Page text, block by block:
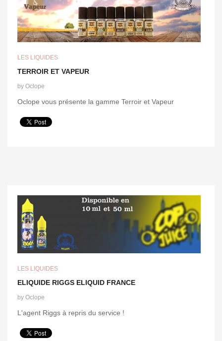
LES LIQUIDES
TERROIR ET VAPEUR
by Oclope
Oclope vous présente la gamme Terroir et Vapeur
LES LIQUIDES
ELIQUIDE RIGGS ELIQUID FRANCE
by Oclope
L'agent Riggs à repris du service !